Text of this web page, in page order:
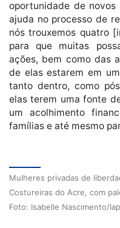
oportunidade de
ajuda no processo de
nós trouxemos quatro
para que muitas
ações, bem como das
de elas estarem em
tanto dentro, como
elas terem uma fonte
um acolhimento
famílias e até mesmo
Mulheres privadas de
Costureiras do Acre, com
Foto: Isabelle Nascimento/